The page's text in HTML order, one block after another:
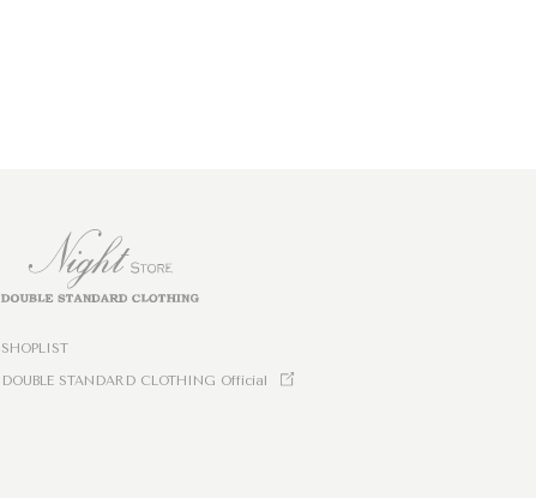
SHOPLIST
DOUBLE STANDARD CLOTHING Official